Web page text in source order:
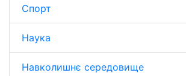
Спорт
Наука
Навколишнє середовище